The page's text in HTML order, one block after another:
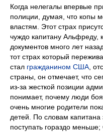
Когда нелегалы впервые
полиции, думая, что копы
властям. Этот страх
чуждо капитану Альфреду,
документов много лет
тот страх который
стал гражданином США ,
страны, он отмечает, что
из-за жесткой позиции
понимает, почему люди
очень многие родители
детей. По словам
поступать гораздо